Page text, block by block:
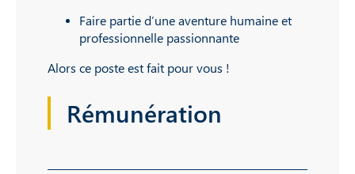
Faire partie d’une aventure humaine et
professionnelle passionnante
Alors ce poste est fait pour vous !
Rémunération